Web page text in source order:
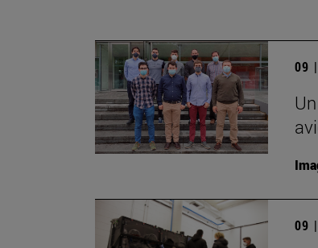
09
09